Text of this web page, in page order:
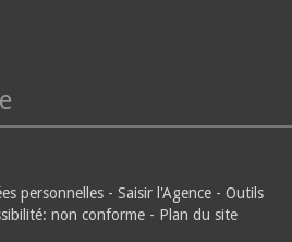
personnelles - Saisir l'Agence - Outils
non conforme - Plan du site